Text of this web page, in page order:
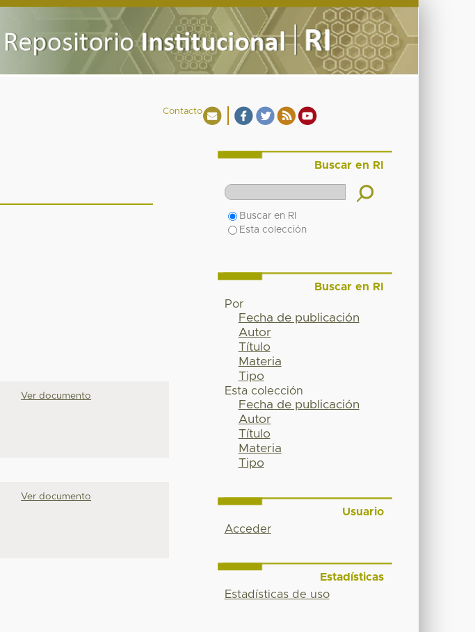
Contacto
Ver documento
Ver documento
Buscar en RI
Buscar en RI
Esta colección
Buscar en RI
Por
Fecha de publicación
Autor
Título
Materia
Tipo
Esta colección
Fecha de publicación
Autor
Título
Materia
Tipo
Usuario
Acceder
Estadísticas
Estadísticas de uso